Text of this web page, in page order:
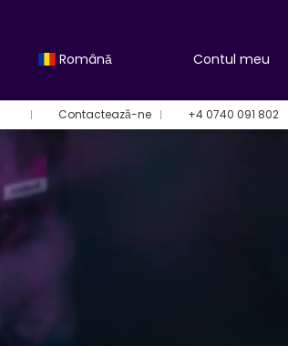
Română Contul meu
Contactează-ne +4 0740 091 802